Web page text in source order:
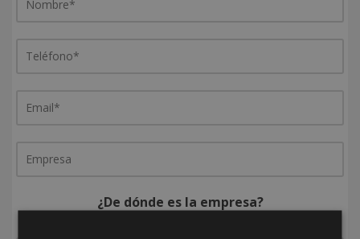
¿De dónde es la empresa?